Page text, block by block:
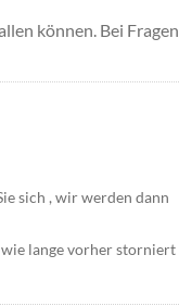
können. Bei Fragen
sich , wir werden dann
lange vorher storniert